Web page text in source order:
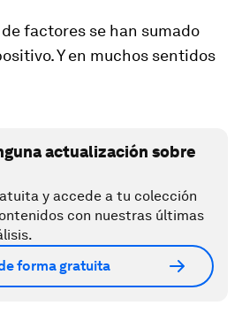
factores se han sumado
Y en muchos sentidos
actualización sobre
y accede a tu colección
con nuestras últimas
forma gratuita